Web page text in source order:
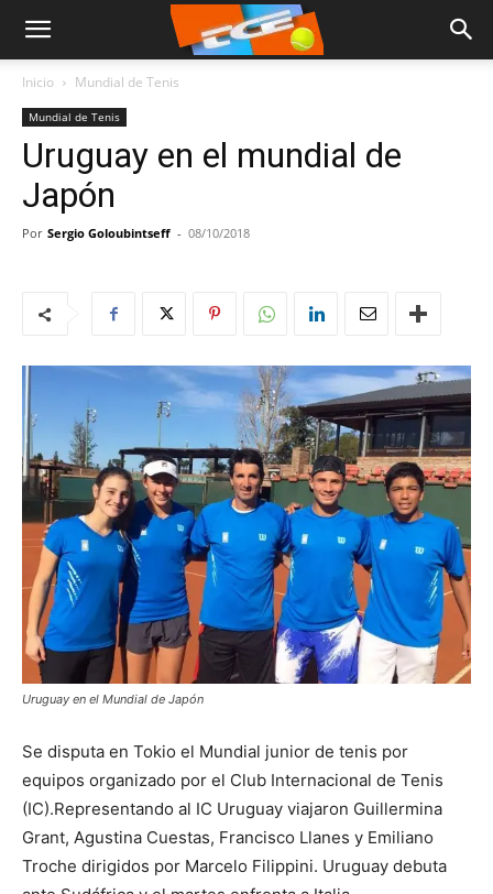
Inicio Mundial de Tenis
Mundial de Tenis
Uruguay en el mundial de
Japón
Por Sergio Goloubintseff - 08/10/2018
Uruguay en el Mundial de Japón
Se disputa en Tokio el Mundial junior de tenis por
equipos organizado por el Club Internacional de Tenis
(IC).Representando al IC Uruguay viajaron Guillermina
Grant, Agustina Cuestas, Francisco Llanes y Emiliano
Troche dirigidos por Marcelo Filippini. Uruguay debuta